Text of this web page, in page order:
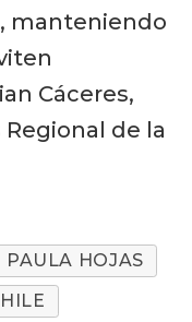
manteniendo
Cáceres,
de la
PAULA HOJAS